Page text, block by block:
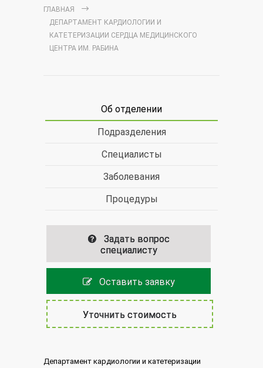
ГЛАВНАЯ
ДЕПАРТАМЕНТ КАРДИОЛОГИИ И
КАТЕТЕРИЗАЦИИ СЕРДЦА МЕДИЦИНСКОГО
ЦЕНТРА ИМ. РАБИНА
Об отделении
Подразделения
Специалисты
Заболевания
Процедуры
Задать вопрос
специалисту
Оставить заявку
Уточнить стоимость
Департамент кардиологии и катетеризации